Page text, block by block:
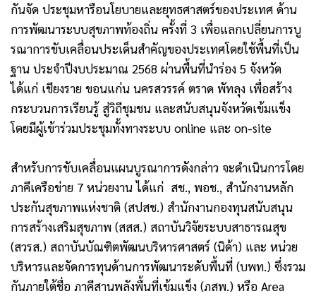
กันจัด ประชุมหารือนโยบายและยุทธศาสตร์ของประเทศ ด้าน
การพัฒนาระบบสุขภาพท้องถิ่น ครั้งที่ 3 เพื่อแลกเปลี่ยนการบู
รณาการขับเคลื่อนประเด็นสำคัญของประเทศโดยใช้พื้นที่เป็น
ฐาน ประจำปีงบประมาณ 2568 ผ่านพื้นที่นำร่อง 5 จังหวัด
ได้แก่ เชียงราย ขอนแก่น นครสวรรค์ ตราด พัทลุง เพื่อสร้าง
กระบวนการเรียนรู้ สู่วิถีชุมชน และสนับสนุนจังหวัดเข้มแข็ง
โดยมีผู้เข้าร่วมประชุมทั้งทางระบบ online และ on-site
สำหรับการขับเคลื่อนแผนบูรณาการดังกล่าว จะดำเนินการโดย
ภาคีเครือข่าย 7 หน่วยงาน ได้แก่ สช., พอช., สำนักงานหลัก
ประกันสุขภาพแห่งชาติ (สปสช.) สำนักงานกองทุนสนับสนุน
การสร้างเสริมสุขภาพ (สสส.) สถาบันวิจัยระบบสาธารณสุข
(สวรส.) สถาบันบัณฑิตพัฒนบริหารศาสตร์ (นิด้า) และ หน่วย
บริหารและจัดการทุนด้านการพัฒนาระดับพื้นที่ (บพท.) ซึ่งรวม
กันภายใต้ชื่อ ภาคีสานพลังพื้นที่เข้มแข็ง (ภสพ.) หรือ Area